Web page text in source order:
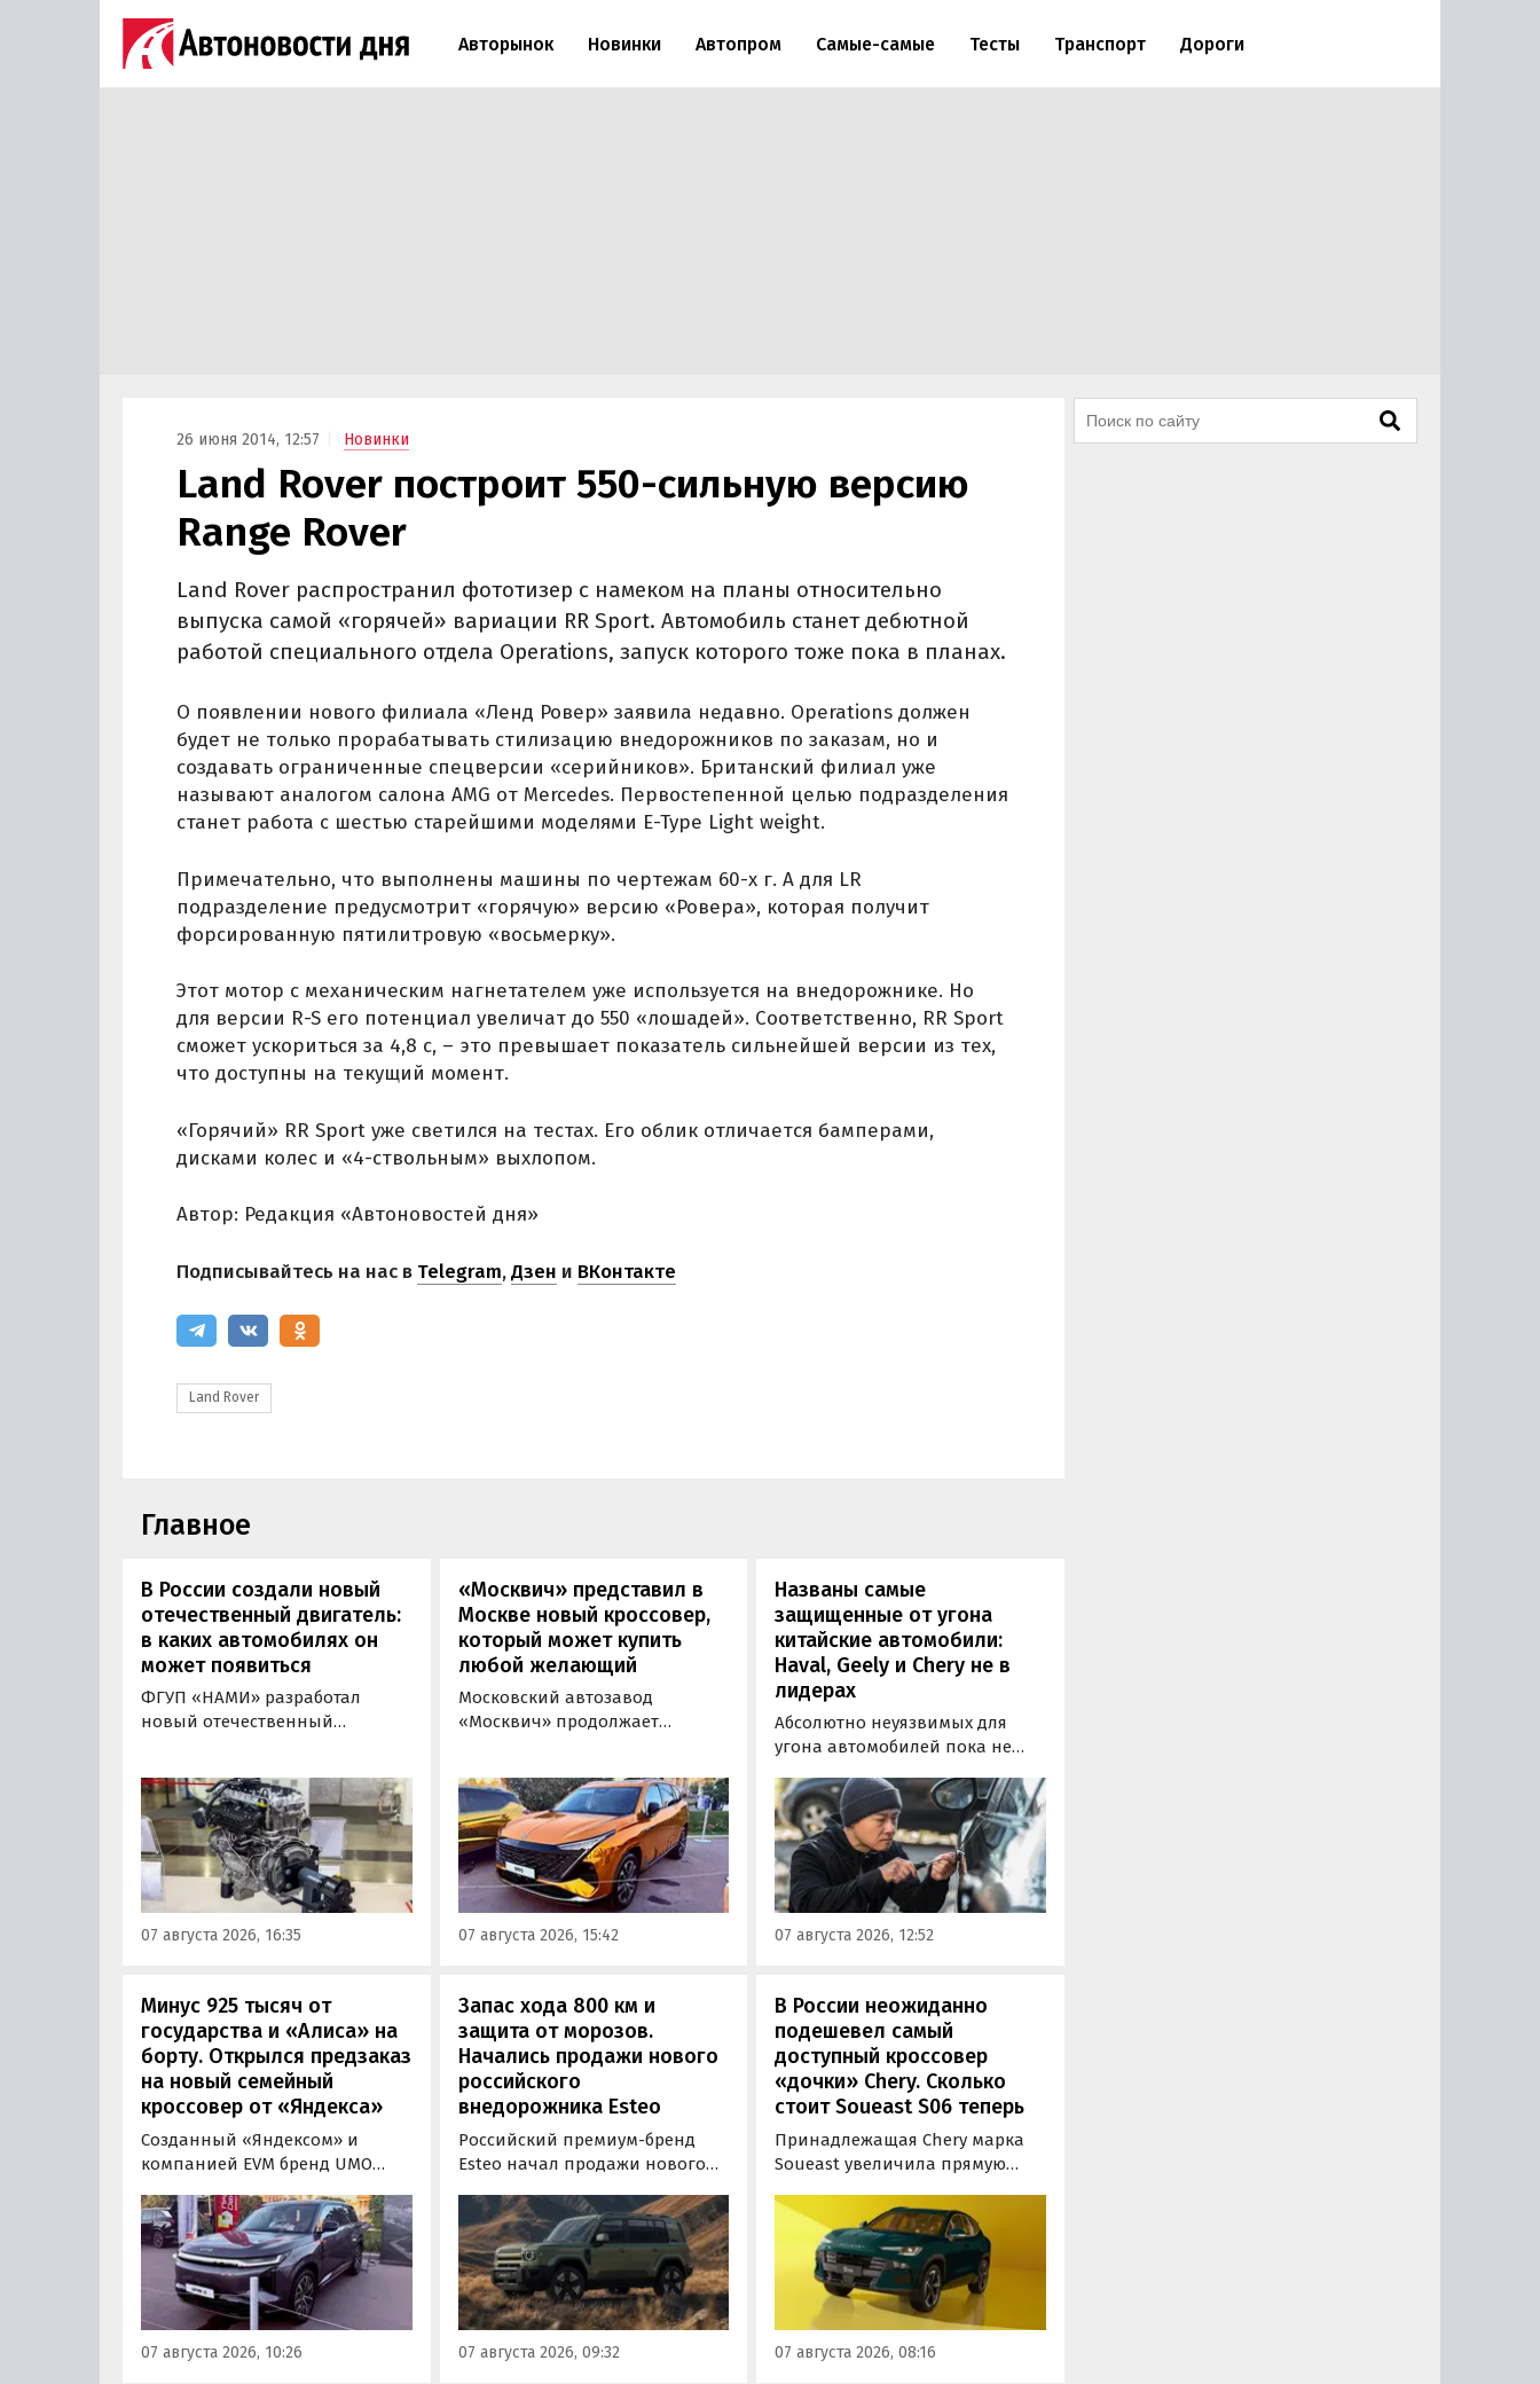
Авторынок Новинки Автопром Самые-самые Тесты Транспорт Дороги
26 июня 2014, 12:57 Новинки
Land Rover построит 550-сильную версию
Range Rover
Land Rover распространил фототизер с намеком на планы относительно
выпуска самой «горячей» вариации RR Sport. Автомобиль станет дебютной
работой специального отдела Operations, запуск которого тоже пока в планах.
О появлении нового филиала «Ленд Ровер» заявила недавно. Operations должен
будет не только прорабатывать стилизацию внедорожников по заказам, но и
создавать ограниченные спецверсии «серийников». Британский филиал уже
называют аналогом салона AMG от Mercedes. Первостепенной целью подразделения
станет работа с шестью старейшими моделями E-Type Light weight.
Примечательно, что выполнены машины по чертежам 60-х г. А для LR
подразделение предусмотрит «горячую» версию «Ровера», которая получит
форсированную пятилитровую «восьмерку».
Этот мотор с механическим нагнетателем уже используется на внедорожнике. Но
для версии R-S его потенциал увеличат до 550 «лошадей». Соответственно, RR Sport
сможет ускориться за 4,8 с, – это превышает показатель сильнейшей версии из тех,
что доступны на текущий момент.
«Горячий» RR Sport уже светился на тестах. Его облик отличается бамперами,
дисками колес и «4-ствольным» выхлопом.
Автор: Редакция «Автоновостей дня»
Подписывайтесь на нас в Telegram,Дзен и ВКонтакте
Land Rover
Главное
В России создали новый
отечественный двигатель:
в каких автомобилях он
может появиться
ФГУП «НАМИ» разработал
новый отечественный
получивший индекс 414320.
Корреспонденту
«Автоновостей дня» удалось
лично ознакомиться с
новинкой на выставке
«Иннопром» в Екатеринбурге.
07 августа 2026, 16:35
«Москвич» представил в
Москве новый кроссовер,
который может купить
любой желающий
Московский автозавод
«Москвич» продолжает
которые сейчас растет. На днях
на автомобильном фестивале
«ПроДвижение» на ВДНХ в
Москве в числе прочих
моделей «Москвича» был
представлен семиместный
кроссовер М90.
07 августа 2026, 15:42
Названы самые
защищенные от угона
китайские автомобили:
Haval, Geely и Chery не в
лидерах
Абсолютно неуязвимых для
угона автомобилей пока не
могут доставить
злоумышленникам больше
всего сложностей. Из китайских
машин таковыми сегодня
являются модели Li и BYD,
сообщил в эфире радио РБК
учредитель федерального
07 августа 2026, 12:52
Минус 925 тысяч от
государства и «Алиса» на
борту. Открылся предзаказ
на новый семейный
кроссовер от «Яндекса»
Созданный «Яндексом» и
компанией EVM бренд UMO
на свою вторую модель
- полноразмерный гибридный
кроссовер UMO 8 с полным
приводом. Его уже можно
заказать в двух версиях: Max за
5 915 000 рублей и Ultra за 6 415
000 рублей без учета
07 августа 2026, 10:26
Запас хода 800 км и
защита от морозов.
Начались продажи нового
российского
внедорожника Esteo
Российский премиум-бренд
Esteo начал продажи нового
Модель, оснащенная силовой
установкой последовательного
типа, уже доступна для
покупки в официальных
дилерских центрах Esteo и
через цифровые сервисы
бренда, сообщили
07 августа 2026, 09:32
В России неожиданно
подешевел самый
доступный кроссовер
«дочки» Chery. Сколько
стоит Soueast S06 теперь
Принадлежащая Chery марка
Soueast увеличила прямую
доступный кроссовер S06 в
России на 100 тыс. рублей.
Теперь при его покупке можно
сэкономить рекордные 250 тыс.
рублей, узнали «Автоновости
дня» в ходе мониторинга
прайс-листов марки.
07 августа 2026, 08:16